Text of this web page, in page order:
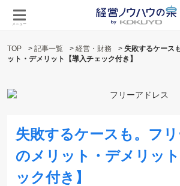
メニュー
TOP > 記事一覧 > 経営・財務 > 失敗するケース
ット・デメリット【導入チェック付き】
失敗するケースも。フ
のメリット・デメリッ
ック付き】